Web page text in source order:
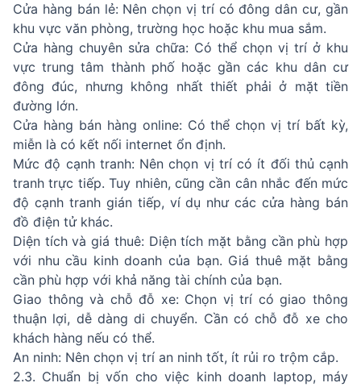
Cửa hàng bán lẻ: Nên chọn vị trí có đông dân cư, gần
khu vực văn phòng, trường học hoặc khu mua sắm.
Cửa hàng chuyên sửa chữa: Có thể chọn vị trí ở khu
vực trung tâm thành phố hoặc gần các khu dân cư
đông đúc, nhưng không nhất thiết phải ở mặt tiền
đường lớn.
Cửa hàng bán hàng online: Có thể chọn vị trí bất kỳ,
miễn là có kết nối internet ổn định.
Mức độ cạnh tranh: Nên chọn vị trí có ít đối thủ cạnh
tranh trực tiếp. Tuy nhiên, cũng cần cân nhắc đến mức
độ cạnh tranh gián tiếp, ví dụ như các cửa hàng bán
đồ điện tử khác.
Diện tích và giá thuê: Diện tích mặt bằng cần phù hợp
với nhu cầu kinh doanh của bạn. Giá thuê mặt bằng
cần phù hợp với khả năng tài chính của bạn.
Giao thông và chỗ đỗ xe: Chọn vị trí có giao thông
thuận lợi, dễ dàng di chuyển. Cần có chỗ đỗ xe cho
khách hàng nếu có thể.
An ninh: Nên chọn vị trí an ninh tốt, ít rủi ro trộm cắp.
2.3. Chuẩn bị vốn cho việc kinh doanh laptop, máy